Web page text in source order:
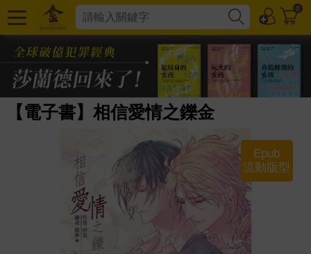
0
【電子書】相信愛情之鑠金
Epub
流動版型